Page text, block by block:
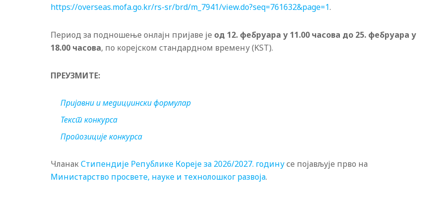
https://overseas.mofa.go.kr/rs-sr/brd/m_7941/view.do?seq=761632&page=1.
Период за подношење онлајн пријаве је од 12. фебруара у 11.00 часова до 25. фебруара у
18.00 часова, по корејском стандардном времену (KST).
ПРЕУЗМИТЕ:
Пријавни и медицџински формулар
Текст конкурса
Пропозиције конкурса
ЧланакСтипендије Републике Кореје за 2026/2027. годинусе појављује прво на
Министарство просвете, науке и технолошког развоја.